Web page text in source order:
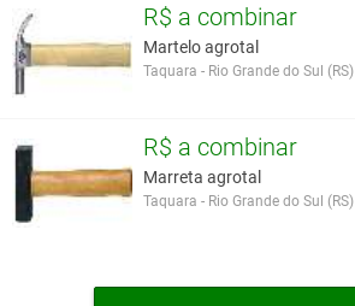
R$ a combinar
Martelo agrotal
Taquara - Rio Grande do Sul (RS)
R$ a combinar
Marreta agrotal
Taquara - Rio Grande do Sul (RS)